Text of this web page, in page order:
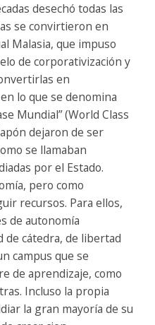
desechó todas las
se convirtieron en
Malasia, que impuso
de corporativización y
en
lo que se denomina
Mundial” (World Class
dejaron de ser
se llamaban
por el Estado.
pero como
recursos. Para ellos,
de autonomía
de cátedra, de libertad
campus que se
de aprendizaje, como
Incluso la propia
la gran mayoría de su